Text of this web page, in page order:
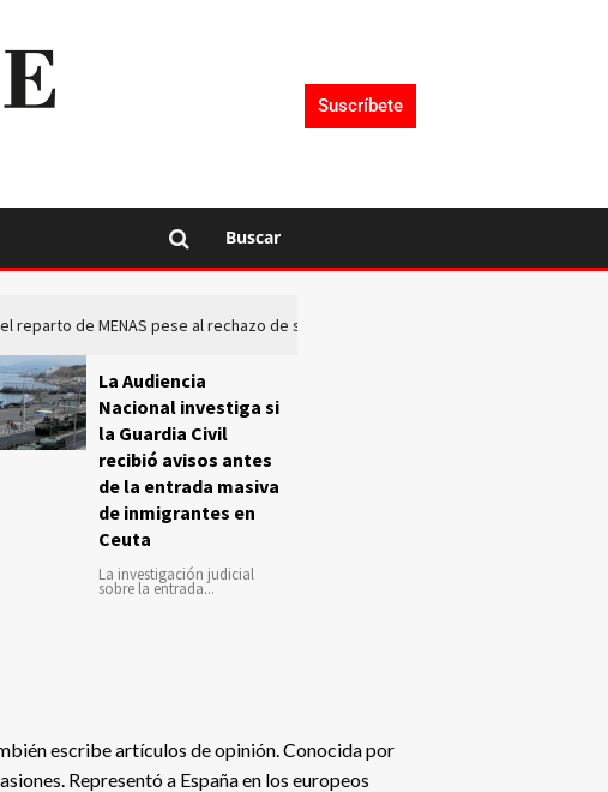
Suscríbete
Buscar
reparto de MENAS pese al rechazo de sus comunidades
La Audiencia
Nacional investiga si
la Guardia Civil
recibió avisos antes
de la entrada masiva
de inmigrantes en
Ceuta
La investigación judicial
sobre la entrada...
escribe artículos de opinión. Conocida por
Representó a España en los europeos